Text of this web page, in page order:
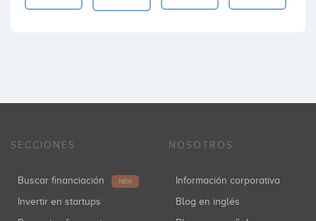
SECCIONES
Buscar financiación NEW
Invertir en startups
NOSOTROS
Información corporativa
Blog en inglés